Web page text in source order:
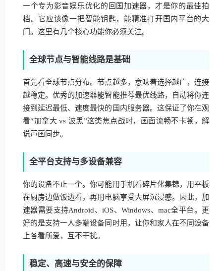
一个专为影音娱乐优化的回国加速器，才是你的最佳拍
档。它应该像一把智能钥匙，能精准打开国内平台的大
门。这里有几个核心功能你必须关注。
全球节点与智能线路是基础
首先看全球节点分布。节点越多，意味着选择越广，连接
越稳定。优秀的加速器能智能推荐最优线路，自动将你连
接到延迟最低、速度最快的国内服务器。这保证了你在观
看“加拿大 vs 波黑”这类焦点战时，画面流畅不卡顿，解
说声画同步。
全平台支持与多设备兼容
你的设备不止一个。你可能用手机看碎片化集锦，用平板
在厨房边做饭边看，再用电脑享受大屏沉浸感。因此，加
速器需要支持Android、iOS、Windows、mac全平台。更
好的是支持一人多端设备同时用，让你和家人在不同设备
上各看所爱，互不干扰。
稳定、高速与安全的保障